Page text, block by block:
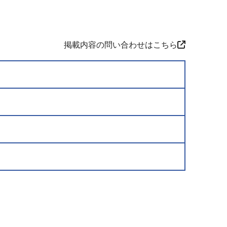
掲載内容の問い合わせはこちら